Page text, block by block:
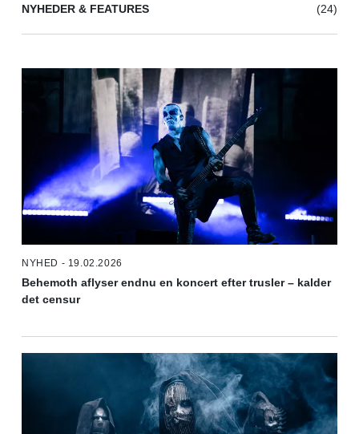
NYHEDER & FEATURES (24)
NYHED - 19.02.2026
Behemoth aflyser endnu en koncert efter trusler – kalder
det censur